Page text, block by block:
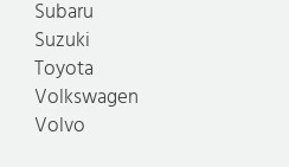
Subaru
Suzuki
Toyota
Volkswagen
Volvo